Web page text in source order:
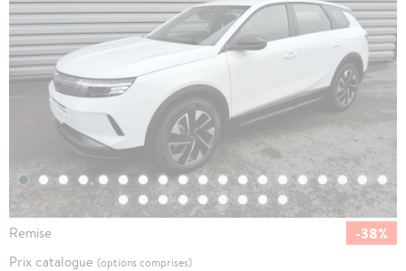
Remise -38%
Prix catalogue (options comprises)